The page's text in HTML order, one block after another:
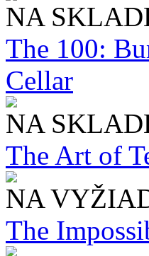
NA
The 100:
Cellar
NA
The Art of
NA
The